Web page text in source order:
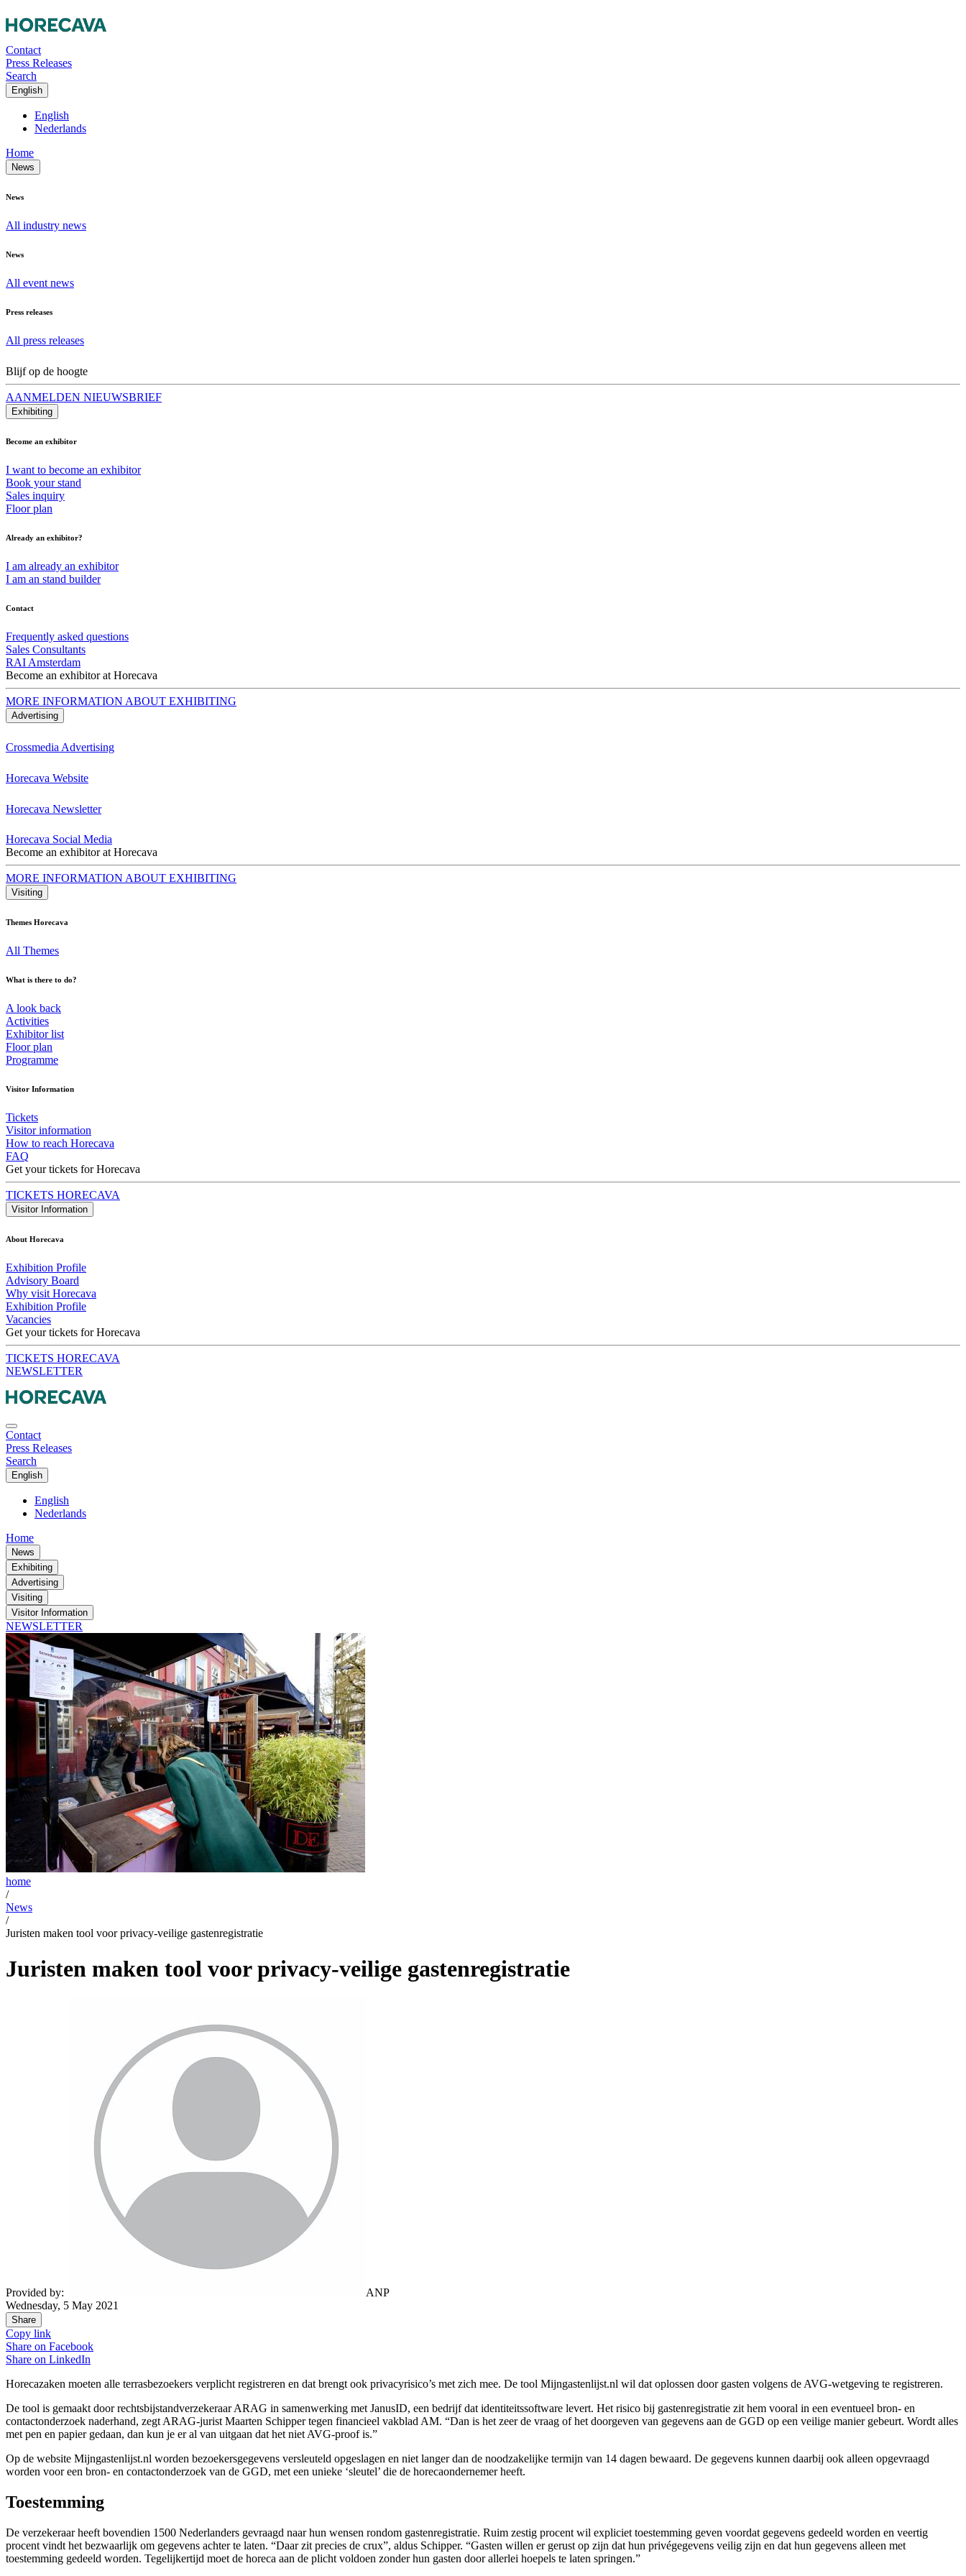
Contact
Press Releases
Search
English
English
Nederlands
Home
News
News
All industry news
News
All event news
Press releases
All press releases
Blijf op de hoogte
AANMELDEN NIEUWSBRIEF
Exhibiting
Become an exhibitor
I want to become an exhibitor
Book your stand
Sales inquiry
Floor plan
Already an exhibitor?
I am already an exhibitor
I am an stand builder
Contact
Frequently asked questions
Sales Consultants
RAI Amsterdam
Become an exhibitor at Horecava
MORE INFORMATION ABOUT EXHIBITING
Advertising
Crossmedia Advertising
Horecava Website
Horecava Newsletter
Horecava Social Media
Become an exhibitor at Horecava
MORE INFORMATION ABOUT EXHIBITING
Visiting
Themes Horecava
All Themes
What is there to do?
A look back
Activities
Exhibitor list
Floor plan
Programme
Visitor Information
Tickets
Visitor information
How to reach Horecava
FAQ
Get your tickets for Horecava
TICKETS HORECAVA
Visitor Information
About Horecava
Exhibition Profile
Advisory Board
Why visit Horecava
Exhibition Profile
Vacancies
Get your tickets for Horecava
TICKETS HORECAVA
NEWSLETTER
Contact
Press Releases
Search
English
English
Nederlands
Home
News
Exhibiting
Advertising
Visiting
Visitor Information
NEWSLETTER
home
/
News
/
Juristen maken tool voor privacy-veilige gastenregistratie
Juristen maken tool voor privacy-veilige gastenregistratie
Provided by:
ANP
Wednesday, 5 May 2021
Share
Copy link
Share on Facebook
Share on LinkedIn
Horecazaken moeten alle terrasbezoekers verplicht registreren en dat brengt ook privacyrisico’s met zich mee. De tool Mijngastenlijst.nl wil dat oplossen door gasten volgens de AVG-wetgeving te registreren.
De tool is gemaakt door rechtsbijstandverzekeraar ARAG in samenwerking met JanusID, een bedrijf dat identiteitssoftware levert. Het risico bij gastenregistratie zit hem vooral in een eventueel bron- en
contactonderzoek naderhand, zegt ARAG-jurist Maarten Schipper tegen financieel vakblad AM. “Dan is het zeer de vraag of het doorgeven van gegevens aan de GGD op een veilige manier gebeurt. Wordt alles
met pen en papier gedaan, dan kun je er al van uitgaan dat het niet AVG-proof is.”
Op de website Mijngastenlijst.nl worden bezoekersgegevens versleuteld opgeslagen en niet langer dan de noodzakelijke termijn van 14 dagen bewaard. De gegevens kunnen daarbij ook alleen opgevraagd
worden voor een bron- en contactonderzoek van de GGD, met een unieke ‘sleutel’ die de horecaondernemer heeft.
Toestemming
De verzekeraar heeft bovendien 1500 Nederlanders gevraagd naar hun wensen rondom gastenregistratie. Ruim zestig procent wil expliciet toestemming geven voordat gegevens gedeeld worden en veertig
procent vindt het bezwaarlijk om gegevens achter te laten. “Daar zit precies de crux”, aldus Schipper. “Gasten willen er gerust op zijn dat hun privégegevens veilig zijn en dat hun gegevens alleen met
toestemming gedeeld worden. Tegelijkertijd moet de horeca aan de plicht voldoen zonder hun gasten door allerlei hoepels te laten springen.”